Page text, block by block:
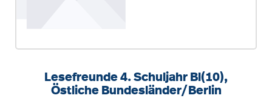
Lesefreunde 4. Schuljahr Bl(10),
Östliche Bundesländer/Berlin